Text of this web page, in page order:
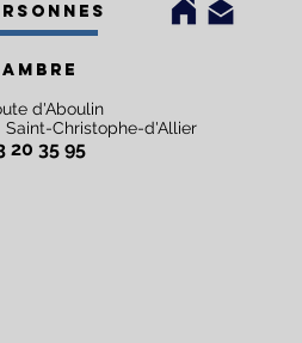
d'Aboulin
Saint-Christophe-d'Allier
20 35 95